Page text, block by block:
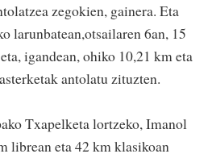
zegokien, gainera. Eta
larunbatean,otsailaren 6an, 15
igandean, ohiko 10,21 km eta
antolatu zituzten.
Txapelketa lortzeko, Imanol
librean eta 42 km klasikoan